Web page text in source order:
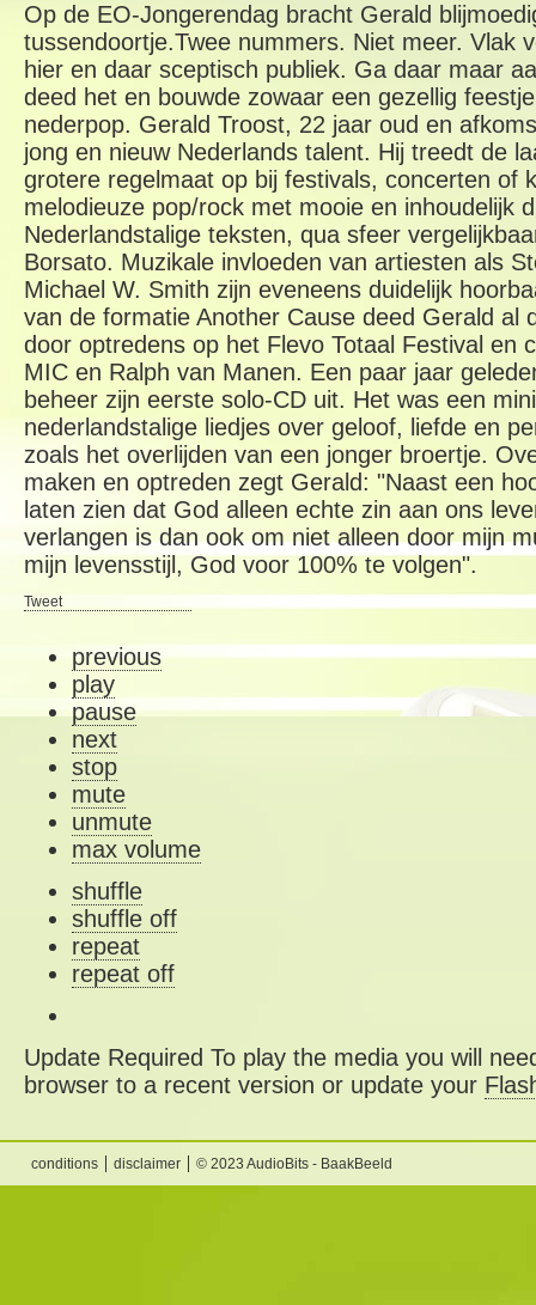
Op de EO-Jongerendag bracht Gerald
tussendoortje.Twee nummers. Niet meer. Vlak
hier en daar sceptisch publiek. Ga daar maar
deed het en bouwde zowaar een gezellig
nederpop. Gerald Troost, 22 jaar oud en
jong en nieuw Nederlands talent. Hij treedt de
grotere regelmaat op bij festivals, concerten of
melodieuze pop/rock met mooie en inhoudelijk
Nederlandstalige teksten, qua sfeer
Borsato. Muzikale invloeden van artiesten als
Michael W. Smith zijn eveneens duidelijk
van de formatie Another Cause deed Gerald al
door optredens op het Flevo Totaal Festival en
MIC en Ralph van Manen. Een paar jaar
beheer zijn eerste solo-CD uit. Het was een
nederlandstalige liedjes over geloof, liefde en
zoals het overlijden van een jonger broertje.
maken en optreden zegt Gerald: "Naast een
laten zien dat God alleen echte zin aan ons
verlangen is dan ook om niet alleen door mijn
mijn levensstijl, God voor 100% te volgen".
Tweet
previous
play
pause
next
stop
mute
unmute
max volume
shuffle
shuffle off
repeat
repeat off
Update Required To play the media you will
browser to a recent version or update your
conditions disclaimer © 2023 AudioBits - BaakBeeld